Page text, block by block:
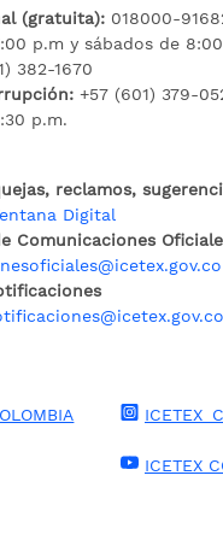
(gratuita): 018000-
p.m y sábados de
382-1670
+57 (601) 379-
p.m.
reclamos,
Digital
Comunicaciones
ICETEX